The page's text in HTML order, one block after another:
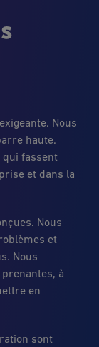
Nous
haute.
qui fassent
et dans la
Nous
et
Nous
à
en
sont